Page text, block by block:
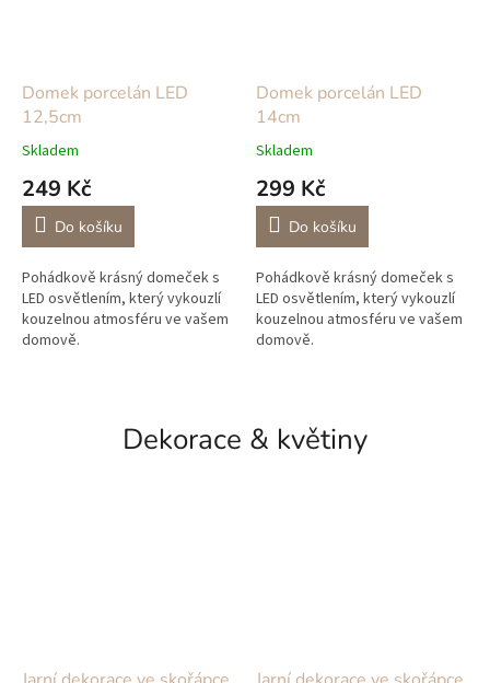
Domek porcelán LED
12,5cm
Skladem
249 Kč
Do košíku
Pohádkově krásný domeček s
LED osvětlením, který vykouzlí
kouzelnou atmosféru ve vašem
domově.
Domek porcelán LED
14cm
Skladem
299 Kč
Do košíku
Pohádkově krásný domeček s
LED osvětlením, který vykouzlí
kouzelnou atmosféru ve vašem
domově.
Dekorace & květiny